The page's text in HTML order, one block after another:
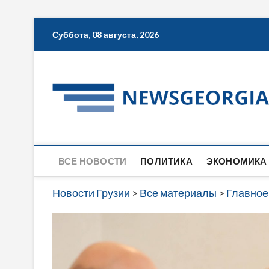
Суббота, 08 августа, 2026
ВСЕ НОВОСТИ ПОЛИТИКА ЭКОНОМИКА
Новости Грузии > Все материалы > Главное